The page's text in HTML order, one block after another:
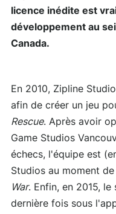
licence inédite est
développement au
Canada.
En 2010, Zipline
afin de créer un jeu
Rescue. Après avoir
Game Studios
échecs, l'équipe est
Studios au moment
War. Enfin, en 2015,
dernière fois sous